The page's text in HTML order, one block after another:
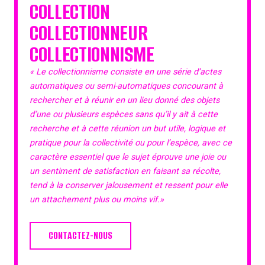
COLLECTION
COLLECTIONNEUR
COLLECTIONNISME
« Le collectionnisme consiste en une série d’actes
automatiques ou semi-automatiques concourant à
rechercher et à réunir en un lieu donné des objets
d’une ou plusieurs espèces sans qu’il y ait à cette
recherche et à cette réunion un but utile, logique et
pratique pour la collectivité ou pour l’espèce, avec ce
caractère essentiel que le sujet éprouve une joie ou
un sentiment de satisfaction en faisant sa récolte,
tend à la conserver jalousement et ressent pour elle
un attachement plus ou moins vif.»
CONTACTEZ-NOUS